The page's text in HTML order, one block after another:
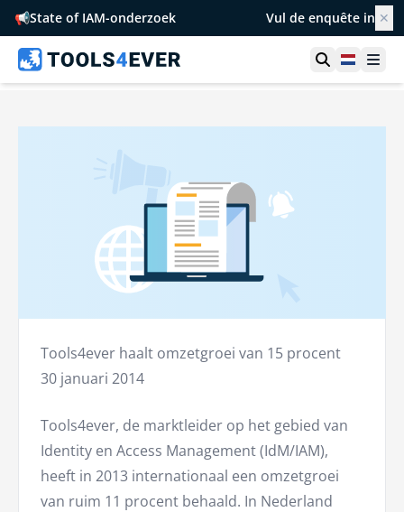
📢State of IAM-onderzoek Vul de enquête in ✕
Toon zoek
Tools4ever haalt omzetgroei van 15 procent
30 januari 2014
Tools4ever, de marktleider op het gebied van
Identity en Access Management (IdM/IAM),
heeft in 2013 internationaal een omzetgroei
van ruim 11 procent behaald. In Nederland